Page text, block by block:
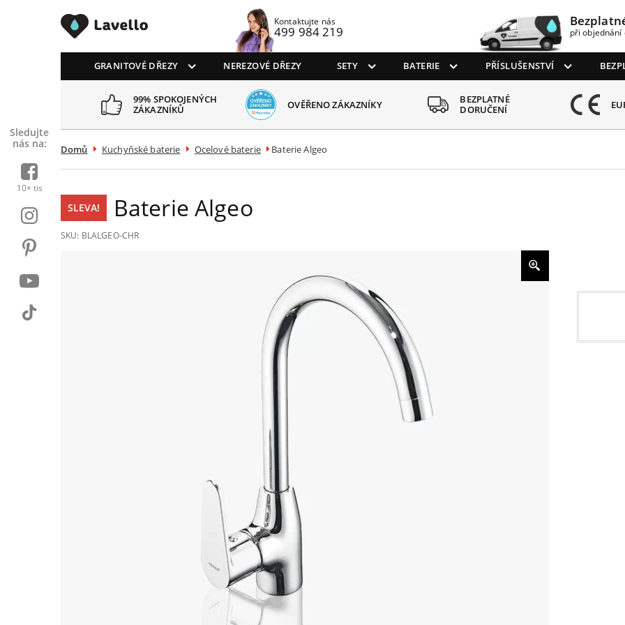
Kontaktujte nás
499 984 219 při objednání
Sledujte
nás na:
10+ tis
GRANITOVÉ DŘEZY NEREZOVÉ DŘEZY SETY BATERIE PŘÍSLUŠENSTVÍ
OVĚŘENO ZÁKAZNÍKY
BEZPLATNÉ
DORUČENÍ
EURO CE ATEST
10
NA
Domů Kuchyňské baterie Ocelové baterie Baterie Algeo
Baterie Algeo
SLEVA!
SKU: BLALGEO-CHR